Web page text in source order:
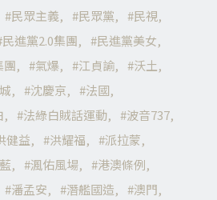
民眾主義 民眾黨
民視
民進黨2.0集團
民進黨美女
團 氣爆 江貞諭
沃土
沈慶京
法國
法綠白賊話運動
波音737
健益 洪耀福
派拉蒙
渢佑風場
港澳條例
潘孟安 潛艦國造
澳門